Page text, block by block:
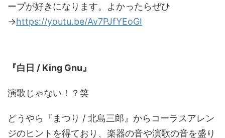
ープが好きになります。よかったらぜひ
→https://youtu.be/Av7PJfYEoGI
『白日 / King Gnu』
演歌じゃない！？笑
どうやら『まつり / 北島三郎』からコーラスアレン
ジのヒントを得ており、楽器の音や演歌の音を盛り